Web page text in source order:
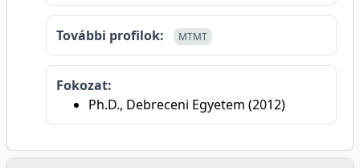
További profilok: MTMT
Fokozat:
Ph.D., Debreceni Egyetem (2012)